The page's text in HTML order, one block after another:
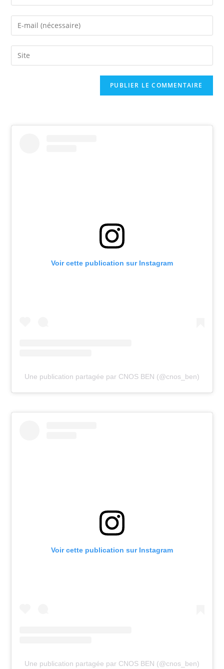
Voir cette publication sur Instagram
Une publication partagée par CNOS BEN (@cnos_ben)
Voir cette publication sur Instagram
Une publication partagée par CNOS BEN (@cnos_ben)